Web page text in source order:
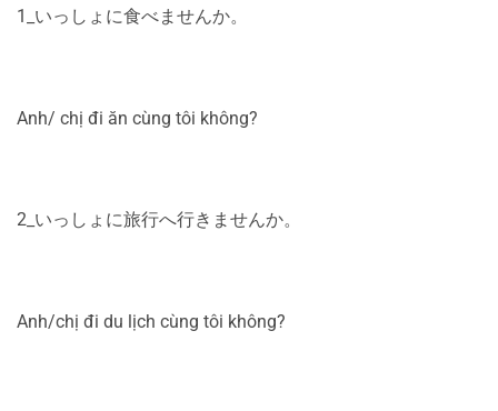
1_いっしょに食べませんか。
Anh/ chị đi ăn cùng tôi không?
2_いっしょに旅行へ行きませんか。
Anh/chị đi du lịch cùng tôi không?